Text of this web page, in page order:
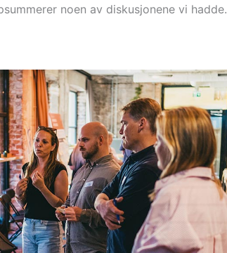
noen av diskusjonene vi hadde.